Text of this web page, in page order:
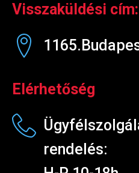
Visszaküldési cím:
Elérhetőség
rendelés: